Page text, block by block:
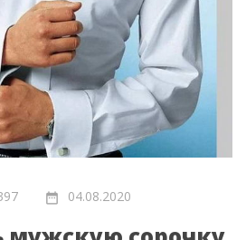
04.08.2020